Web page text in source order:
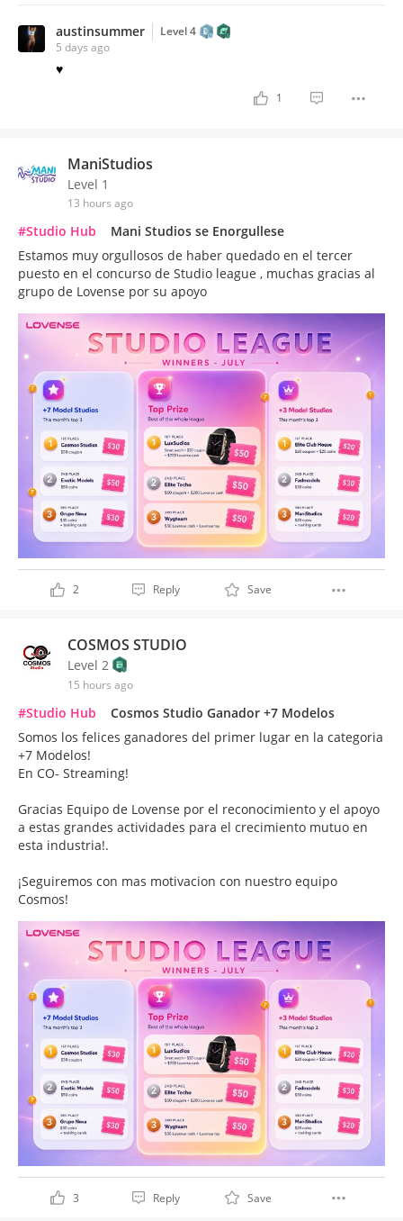
austinsummer
Level 4
5 days ago
♥
1
ManiStudios
Level 1
13 hours ago
#Studio Hub
Mani Studios se Enorgullese
Estamos muy orgullosos de haber quedado en el tercer
puesto en el concurso de Studio league , muchas gracias al
grupo de Lovense por su apoyo
2 Reply Save
COSMOS STUDIO
Level 2
15 hours ago
#Studio Hub
Cosmos Studio Ganador +7 Modelos
Somos los felices ganadores del primer lugar en la categoria
+7 Modelos!
En CO- Streaming!
Gracias Equipo de Lovense por el reconocimiento y el apoyo
a estas grandes actividades para el crecimiento mutuo en
esta industria!.
¡Seguiremos con mas motivacion con nuestro equipo
Cosmos!
3 Reply Save